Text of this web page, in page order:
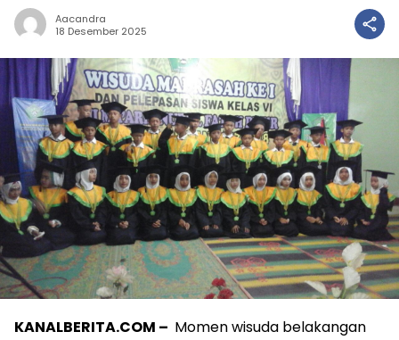
Aacandra
18 Desember 2025
KANALBERITA.COM – Momen wisuda belakangan